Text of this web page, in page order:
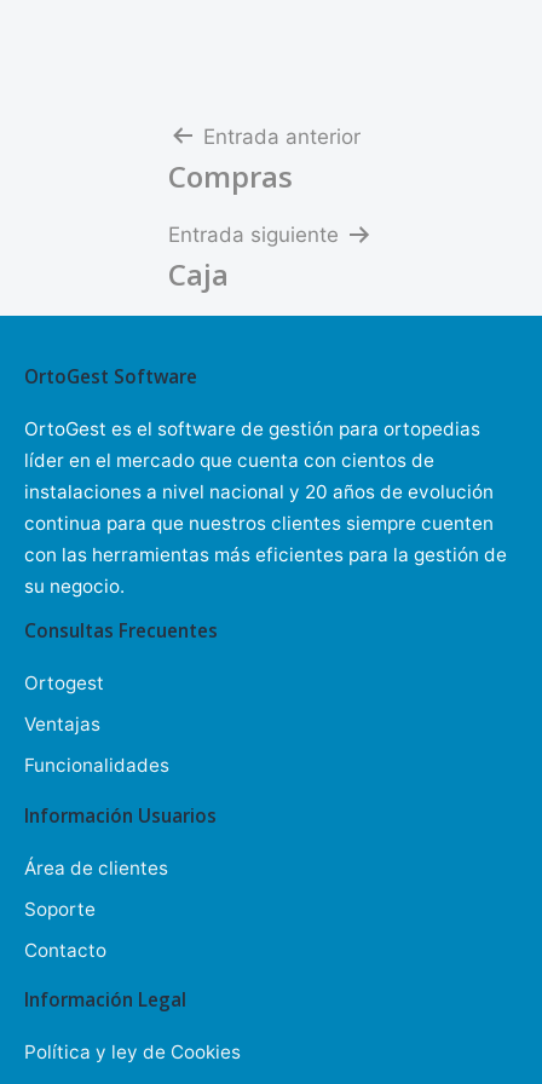
Navegación
de
entradas
Entrada anterior
Compras
Entrada siguiente
Caja
OrtoGest Software
OrtoGest es el software de gestión para ortopedias
líder en el mercado que cuenta con cientos de
instalaciones a nivel nacional y 20 años de evolución
continua para que nuestros clientes siempre cuenten
con las herramientas más eficientes para la gestión de
su negocio.
Consultas Frecuentes
Ortogest
Ventajas
Funcionalidades
Información Usuarios
Área de clientes
Soporte
Contacto
Información Legal
Política y ley de Cookies